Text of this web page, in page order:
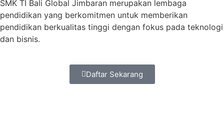
SMK TI Bali Global Jimbaran merupakan lembaga
pendidikan yang berkomitmen untuk memberikan
pendidikan berkualitas tinggi dengan fokus pada teknologi
dan bisnis.
Daftar Sekarang